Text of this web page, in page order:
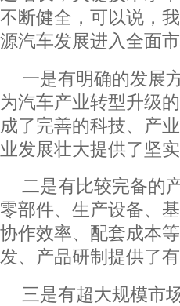
不断健全，可以说，
源汽车发展进入全面市
一是有明确的发展
为汽车产业转型升级
成了完善的科技、产
业发展壮大提供了坚实
二是有比较完备的
零部件、生产设备、
协作效率、配套成本
发、产品研制提供了有
三是有超大规模市